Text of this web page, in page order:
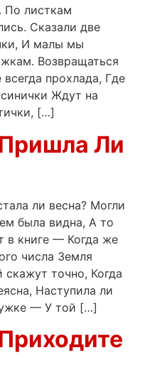
По листкам
Сказали две
И малы мы
Возвращаться
прохлада, Где
Ждут на
[…]
Ли
ли весна? Могли
была видна, А то
в книге — Когда же
числа Земля
скажут точно, Когда
Наступила ли
— У той […]